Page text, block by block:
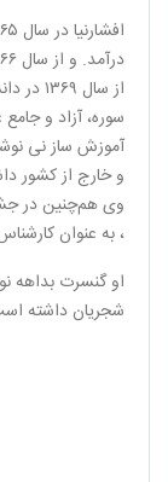
از
آموزش ساز نی
و خارج از کشور
وی هم‌چنین در
، به عنوان
او گنسرت بداهه
شجریان داشته